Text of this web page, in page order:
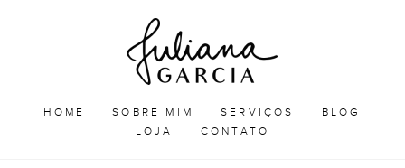
HOME SOBRE MIM SERVIÇOS
BLOG
LOJA
CONTATO